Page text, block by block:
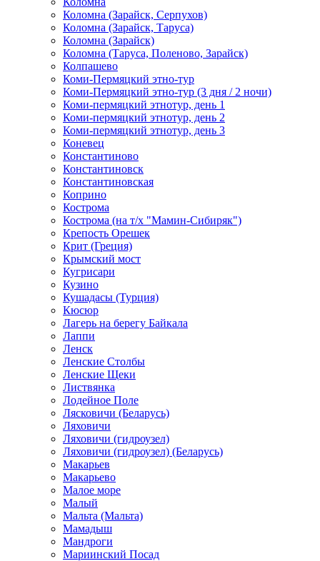
Коломна (Зарайск, Серпухов)
Коломна (Зарайск, Таруса)
Коломна (Зарайск)
Коломна (Таруса, Поленово, Зарайск)
Колпашево
Коми-Пермяцкий этно-тур
Коми-Пермяцкий этно-тур (3 дня / 2 ночи)
Коми-пермяцкий этнотур, день 1
Коми-пермяцкий этнотур, день 2
Коми-пермяцкий этнотур, день 3
Коневец
Константиново
Константиновск
Константиновская
Коприно
Кострома
Кострома (на т/х "Мамин-Сибиряк")
Крепость Орешек
Крит (Греция)
Крымский мост
Кугрисари
Кузино
Кушадасы (Турция)
Кюсюр
Лагерь на берегу Байкала
Лаппи
Ленск
Ленские Столбы
Ленские Щеки
Листвянка
Лодейное Поле
Лясковичи (Беларусь)
Ляховичи
Ляховичи (гидроузел)
Ляховичи (гидроузел) (Беларусь)
Макарьев
Макарьево
Малое море
Малый
Мальта (Мальта)
Мамадыш
Мандроги
Мариинский Посад